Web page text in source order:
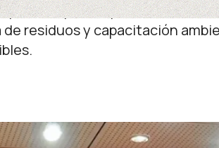
para implementar
residuos y capacitación